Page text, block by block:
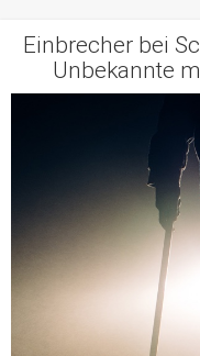
Einbrecher bei
Unbekannte